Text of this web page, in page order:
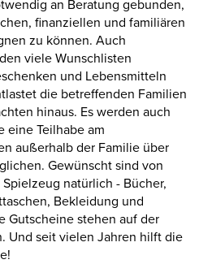
an Beratung gebunden,
finanziellen und familiären
zu können. Auch
viele Wunschlisten
und Lebensmitteln
die betreffenden Familien
hinaus. Es werden auch
eine Teilhabe am
außerhalb der Familie über
Gewünscht sind von
natürlich - Bücher,
Bekleidung und
Gutscheine stehen auf der
Und seit vielen Jahren hilft die